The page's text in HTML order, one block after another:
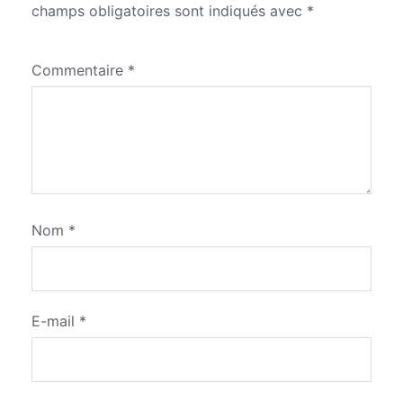
champs obligatoires sont indiqués avec *
Commentaire *
Nom *
E-mail *